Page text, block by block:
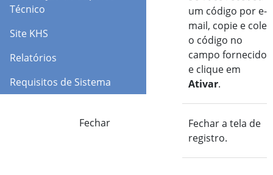
Técnico
Site KHS
Relatórios
Requisitos de Sistema
um código por e-
mail, copie e cole
o código no
campo fornecido
e clique em
Ativar.
Fechar
Fechar a tela de
registro.